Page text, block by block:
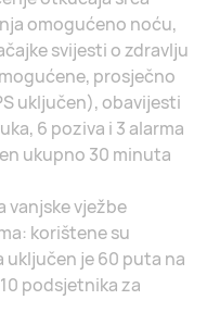
omogućeno noću,
svijesti o zdravlju
prosječno
uključen), obavijesti
6 poziva i 3 alarma
ukupno 30 minuta
vanjske vježbe
korištene su
uključen je 60 puta na
podsjetnika za